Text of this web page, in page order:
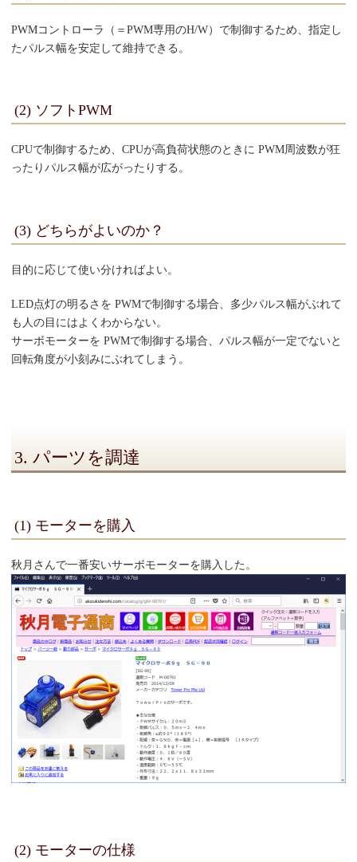
PWMコントローラ（＝PWM専用のH/W）で制御するため、指定し
たパルス幅を安定して維持できる。
(2) ソフトPWM
CPUで制御するため、CPUが高負荷状態のときに PWM周波数が狂
ったりパルス幅が広がったりする。
(3) どちらがよいのか？
目的に応じて使い分ければよい。
LED点灯の明るさを PWMで制御する場合、多少パルス幅がぶれて
も人の目にはよくわからない。
サーボモーターを PWMで制御する場合、パルス幅が一定でないと
回転角度が小刻みにぶれてしまう。
3. パーツを調達
(1) モーターを購入
秋月さんで一番安いサーボモーターを購入した。
(2) モーターの仕様